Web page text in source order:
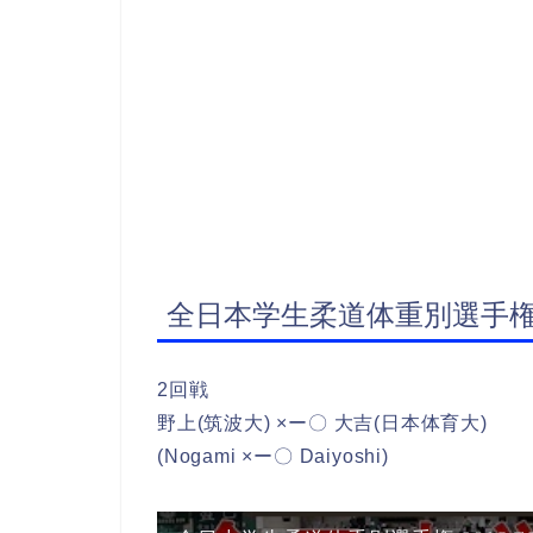
全日本学生柔道体重別選手
2回戦
野上(筑波大) ×ー〇 大吉(日本体育大)
(Nogami ×ー〇 Daiyoshi)